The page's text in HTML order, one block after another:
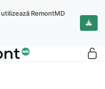
RemontMD